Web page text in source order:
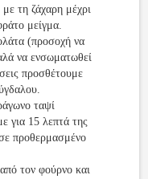
τη ζάχαρη μέχρι
μείγμα.
(προσοχή να
να ενσωματωθεί
προσθέτουμε
ταψί
για 15 λεπτά της
προθερμασμένο
τον φούρνο και